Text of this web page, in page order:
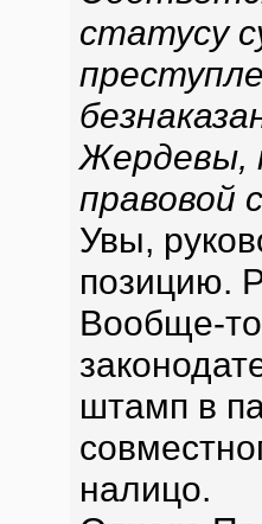
статусу
Жердевы,
правовой
Увы,
позицию.
Вообще-
штамп в
налицо.